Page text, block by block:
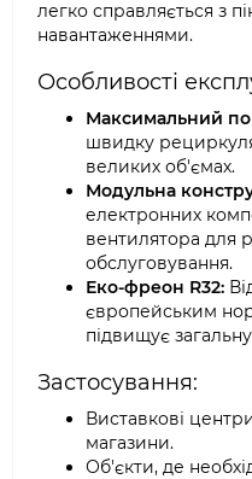
легко справляється з
навантаженнями.
Особливості
Максимальний
швидку
великих об'ємах.
Модульна
електронних
вентилятора для
обслуговування.
Еко-фреон R32:
європейським
підвищує
Застосування:
Виставкові
магазини.
Об'єкти, де